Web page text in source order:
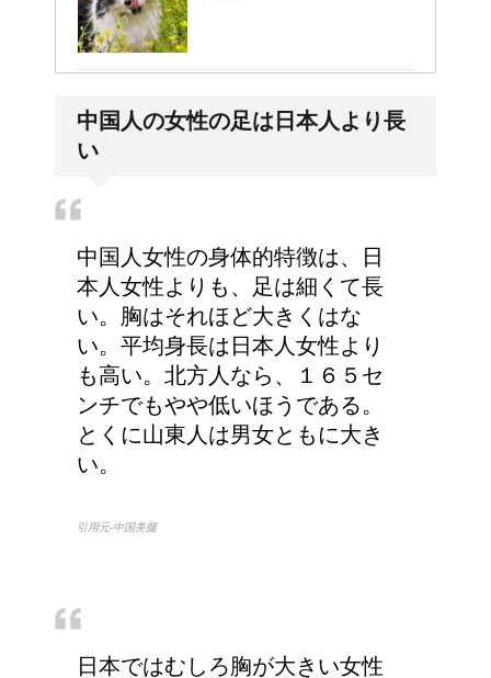
気管支はどうなるの？
労災保険の請求で病院が
2か所の場合はどうなる
の？
高齢者の子宮からの出血
について
中国人の女性の足は日本人より長
い
中国人女性の身体的特徴は、日
本人女性よりも、足は細くて長
い。胸はそれほど大きくはな
い。平均身長は日本人女性より
も高い。北方人なら、１６５セ
ンチでもやや低いほうである。
とくに山東人は男女ともに大き
い。
引用元-中国美腿
日本ではむしろ胸が大きい女性